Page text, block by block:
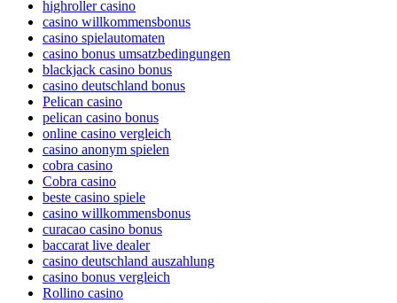
highroller casino
casino willkommensbonus
casino spielautomaten
casino bonus umsatzbedingungen
blackjack casino bonus
casino deutschland bonus
Pelican casino
pelican casino bonus
online casino vergleich
casino anonym spielen
cobra casino
Cobra casino
beste casino spiele
casino willkommensbonus
curacao casino bonus
baccarat live dealer
casino deutschland auszahlung
casino bonus vergleich
Rollino casino